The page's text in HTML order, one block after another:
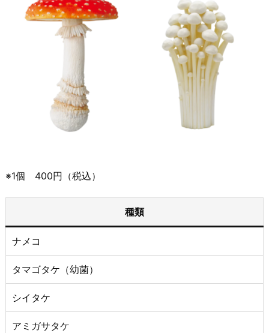
※1個 400円（税込）
種類
ナメコ
タマゴタケ（幼菌）
シイタケ
アミガサタケ